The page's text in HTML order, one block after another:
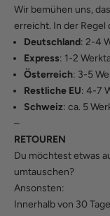
Wir bemühen uns,
erreicht. In der
Deutschland: 2-4
Express: 1-2
Österreich: 3-5
Restliche EU: 4-7
Schweiz: ca. 5
–
RETOUREN
Du möchtest etwas
umtauschen?
Ansonsten:
Innerhalb von 30